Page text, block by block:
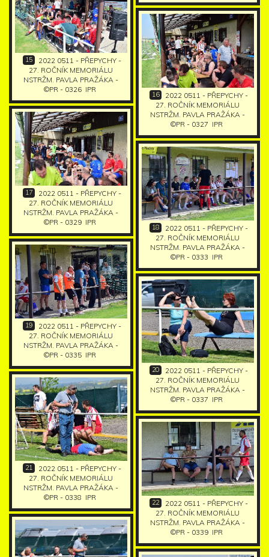
15
2022 0511 - PŘEPYCHY -
27. ROČNÍK MEMORIÁLU
NSTRŽM. PAVLA PRAŽÁKA -
©PR - 0326 IPR
16
2022 0511 - PŘEPYCHY -
27. ROČNÍK MEMORIÁLU
NSTRŽM. PAVLA PRAŽÁKA -
©PR - 0327 IPR
17
2022 0511 - PŘEPYCHY -
27. ROČNÍK MEMORIÁLU
NSTRŽM. PAVLA PRAŽÁKA -
©PR - 0329 IPR
18
2022 0511 - PŘEPYCHY -
27. ROČNÍK MEMORIÁLU
NSTRŽM. PAVLA PRAŽÁKA -
©PR - 0333 IPR
19
2022 0511 - PŘEPYCHY -
27. ROČNÍK MEMORIÁLU
NSTRŽM. PAVLA PRAŽÁKA -
©PR - 0335 IPR
20
2022 0511 - PŘEPYCHY -
27. ROČNÍK MEMORIÁLU
NSTRŽM. PAVLA PRAŽÁKA -
©PR - 0337 IPR
21
2022 0511 - PŘEPYCHY -
27. ROČNÍK MEMORIÁLU
NSTRŽM. PAVLA PRAŽÁKA -
©PR - 0338 IPR
22
2022 0511 - PŘEPYCHY -
27. ROČNÍK MEMORIÁLU
NSTRŽM. PAVLA PRAŽÁKA -
©PR - 0339 IPR